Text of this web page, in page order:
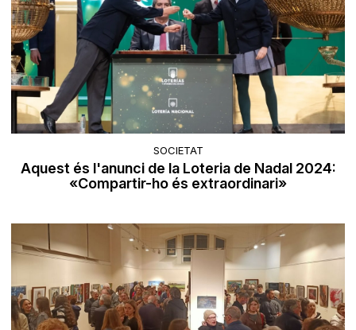
SOCIETAT
Aquest és l'anunci de la Loteria de Nadal 2024:
«Compartir-ho és extraordinari»